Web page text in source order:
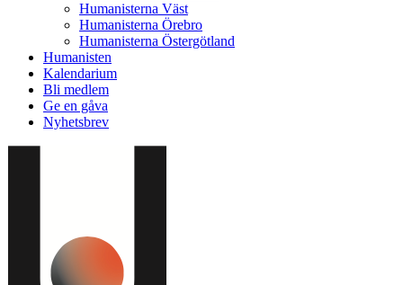
Humanisterna Väst
Humanisterna Örebro
Humanisterna Östergötland
Humanisten
Kalendarium
Bli medlem
Ge en gåva
Nyhetsbrev